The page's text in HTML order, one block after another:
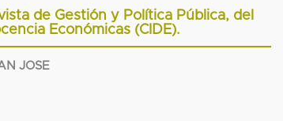
de Gestión y Política Pública, del
Económicas (CIDE).
JOSE